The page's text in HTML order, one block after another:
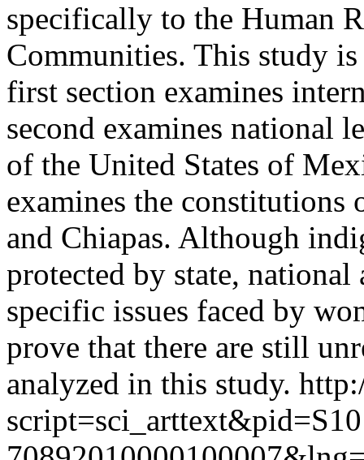
specifically to the Human
Communities. This study
first section examines
second examines national
of the United States of
examines the constitutions
and Chiapas. Although
protected by state,
specific issues faced by
prove that there are still
analyzed in this study.